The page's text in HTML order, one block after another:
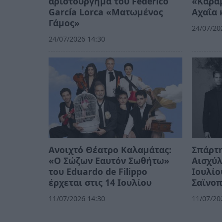
García Lorca «Ματωμένος
Γάμος»
24/07/2026 14:30
Αχαΐα
24/07/
Ανοιχτό Θέατρο Καλαμάτας:
«Ο Σώζων Εαυτόν Σωθήτω»
του Eduardo de Filippo
έρχεται στις 14 Ιουλίου
11/07/2026 14:30 11/07/